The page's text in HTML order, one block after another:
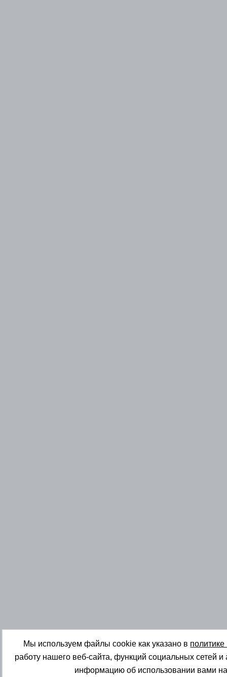
Мы используем файлы cookie как указано в
работу нашего веб-сайта, функций социальных сетей
информацию об использовании вами